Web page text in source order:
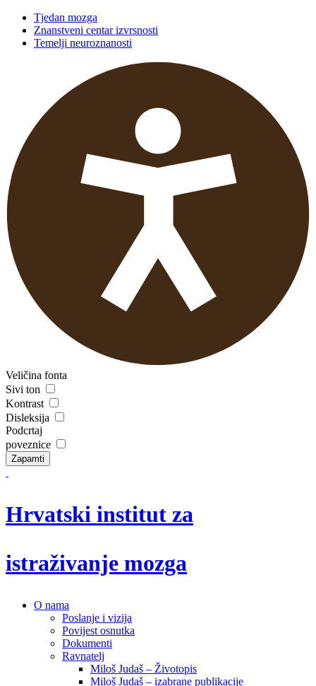
Tjedan mozga
Znanstveni centar izvrsnosti
Temelji neuroznanosti
Veličina fonta
Sivi ton
Kontrast
Disleksija
Podcrtaj
poveznice
Zapamti
Hrvatski institut za
istraživanje mozga
O nama
Poslanje i vizija
Povijest osnutka
Dokumenti
Ravnatelj
Miloš Judaš – Životopis
Miloš Judaš – izabrane publikacije